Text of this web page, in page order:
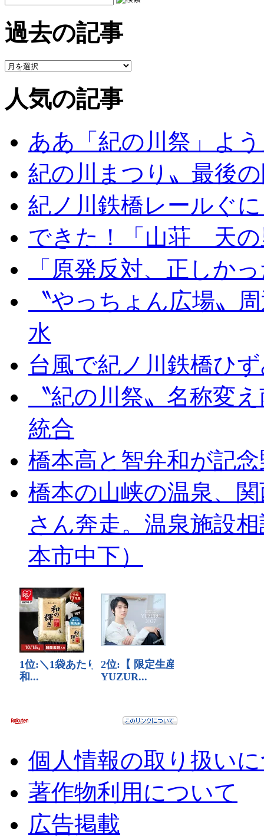
過去の記事
人気の記事
ああ「紀の川祭」よ
紀の川まつり〟最後
紀ノ川鉄橋レールぐ
できた！「山荘 天の
「原発反対、正しか
〝やっちょん広場〟
水
台風で紀ノ川鉄橋ひ
〝紀の川祭〟名称変
統合
橋本高と智弁和が記
橋本の山峡の温泉、
さん奔走。温泉施設
本市中下）
個人情報の取り扱い
著作物利用について
広告掲載